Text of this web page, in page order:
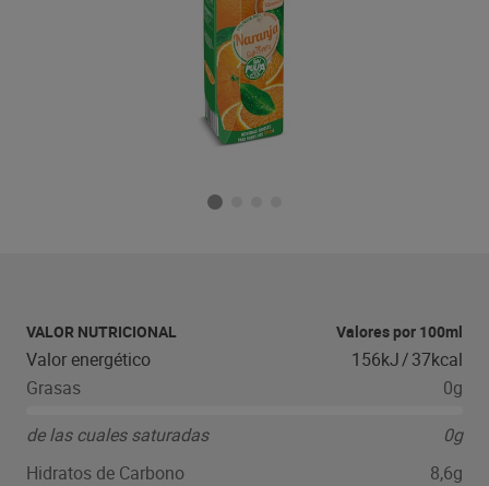
VALOR NUTRICIONAL Valores por 100ml
Valor energético 156kJ/37kcal
Grasas
0g
de las cuales saturadas
0g
Hidratos de Carbono
8,6g